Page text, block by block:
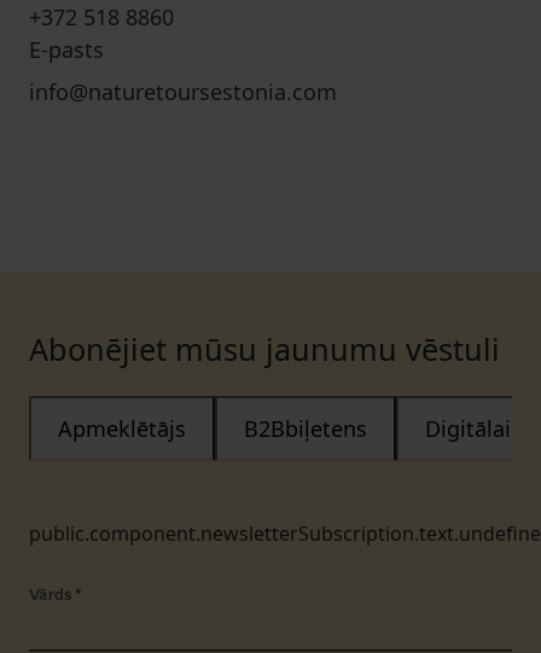
+372 518 8860
E-pasts
info@naturetoursestonia.com
Abonējiet mūsu jaunumu vēstuli
Apmeklētājs B2Bbiļetens Digitālais
Vārds *